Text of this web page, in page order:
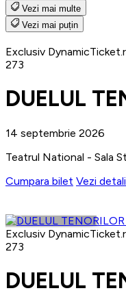
Vezi mai multe
Vezi mai puțin
Exclusiv
273
DUELUL
14 septembrie 2026
Teatrul National - Sala
Cumpara bilet Vezi
Exclusiv
273
DUELUL